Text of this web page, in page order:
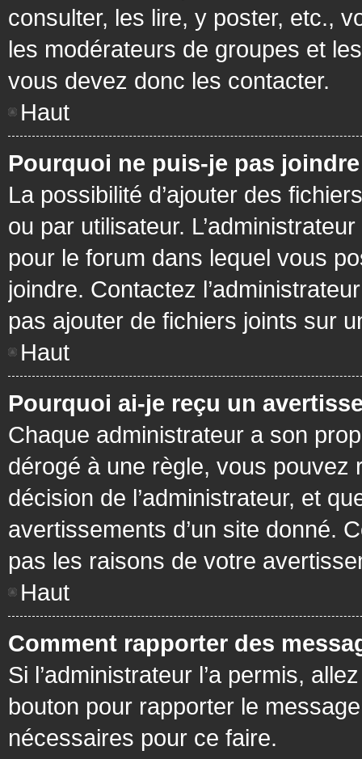
consulter, les lire, y poster, etc.,
les modérateurs de groupes et
vous devez donc les contacter.
Haut
Pourquoi ne puis-je pas
La possibilité d’ajouter des
ou par utilisateur.
pour le forum dans lequel vous
joindre. Contactez
pas ajouter de fichiers joints sur
Haut
Pourquoi ai-je reçu un
Chaque administrateur a son
dérogé à une règle, vous pouvez
décision de l’administrateur, et
avertissements d’un site donné.
pas les raisons de votre
Haut
Comment rapporter des
Si l’administrateur l’a permis,
bouton pour rapporter le
nécessaires pour ce faire.